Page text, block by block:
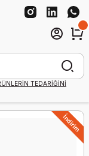
TEDARİĞİNİ
İndirim